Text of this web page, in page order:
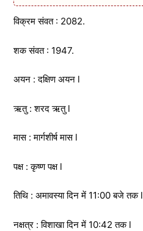
विक्रम संवत : 2082.
शक संवत : 1947.
अयन : दक्षिण अयन l
ऋतु : शरद ऋतु l
मास : मार्गशीर्ष मास l
पक्ष : कृष्ण पक्ष l
तिथि : अमावस्या दिन में 11:00 बजे तक l
नक्षत्र : विशाखा दिन में 10:42 तक l